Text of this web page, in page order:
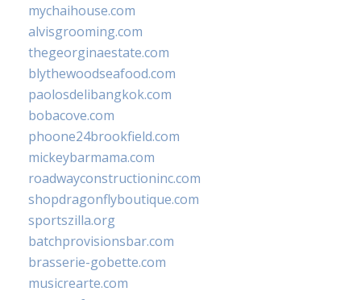
mychaihouse.com
alvisgrooming.com
thegeorginaestate.com
blythewoodseafood.com
paolosdelibangkok.com
bobacove.com
phoone24brookfield.com
mickeybarmama.com
roadwayconstructioninc.com
shopdragonflyboutique.com
sportszilla.org
batchprovisionsbar.com
brasserie-gobette.com
musicrearte.com